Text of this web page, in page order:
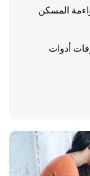
المسكن
أدوات